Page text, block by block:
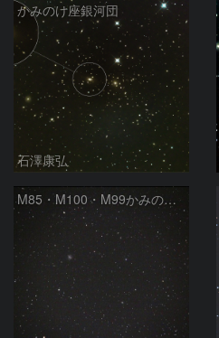
かみのけ座銀河団
石澤康弘
M85・M100・M99かみのけ座銀河団